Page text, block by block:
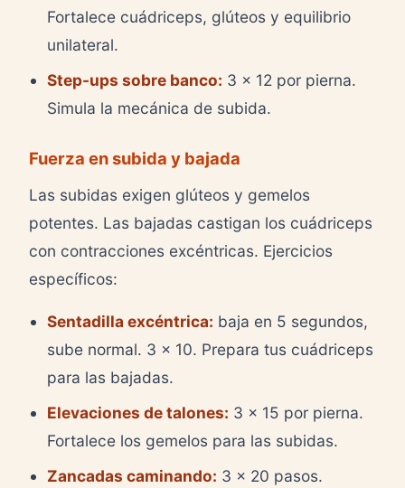
Fortalece cuádriceps, glúteos y equilibrio
unilateral.
Step-ups sobre banco: 3 x 12 por pierna.
Simula la mecánica de subida.
Fuerza en subida y bajada
Las subidas exigen glúteos y gemelos
potentes. Las bajadas castigan los cuádriceps
con contracciones excéntricas. Ejercicios
específicos:
Sentadilla excéntrica: baja en 5 segundos,
sube normal. 3 x 10. Prepara tus cuádriceps
para las bajadas.
Elevaciones de talones: 3 x 15 por pierna.
Fortalece los gemelos para las subidas.
Zancadas caminando: 3 x 20 pasos.